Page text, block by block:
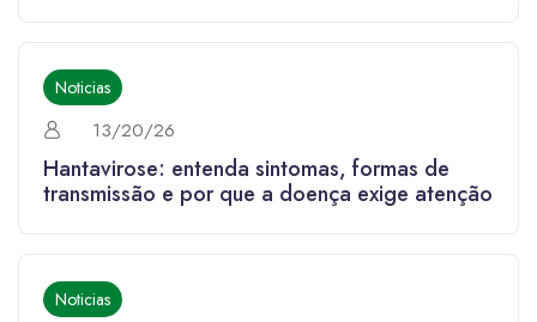
Noticias
13/20/26
Hantavirose: entenda sintomas, formas de
transmissão e por que a doença exige atenção
Noticias